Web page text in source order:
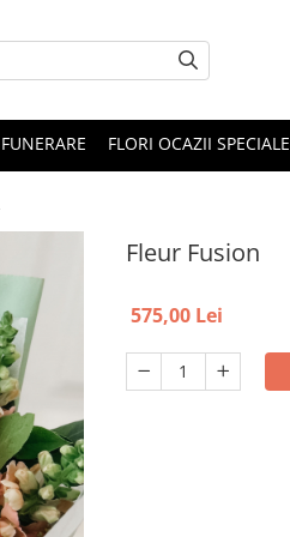
FUNERARE FLORI OCAZII SPECIALE
Fleur Fusion
575,00 Lei